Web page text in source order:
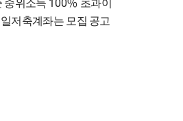
중위소득
초과이
저축계좌는 모집 공고